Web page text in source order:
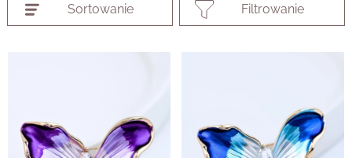
Sortowanie
Filtrowanie